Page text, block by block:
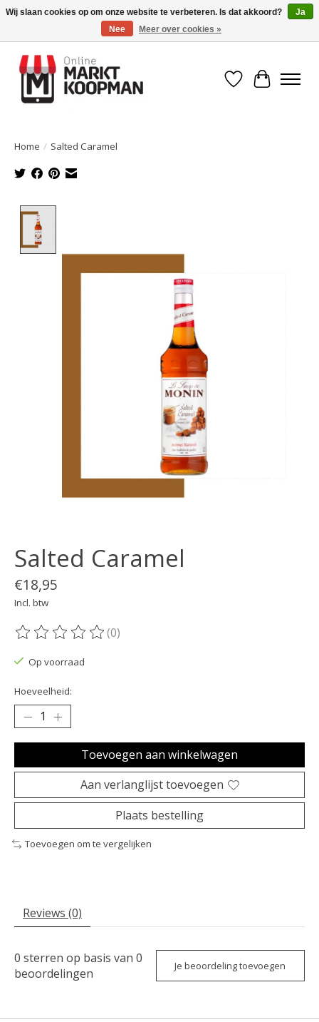
Voor 15:00 besteld, morgen in huis!
Verlanglijst
Home / Salted Caramel
Salted Caramel
€18,95
Incl. btw
De beoordeling van dit product is
(0)
Op voorraad
Hoeveelheid:
Toevoegen aan winkelwagen
Aan verlanglijst toevoegen
Plaats bestelling
Toevoegen om te vergelijken
Reviews (0)
0 sterren op basis van 0
beoordelingen
Je beoordeling toevoegen
Wij slaan cookies op om onze website te verbeteren. Is dat akkoord?
Ja
Nee
Meer over cookies »